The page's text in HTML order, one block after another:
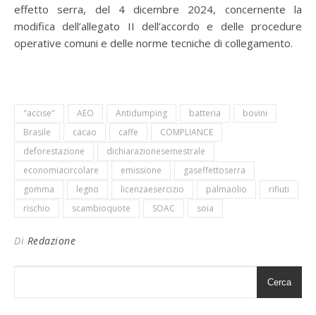
effetto serra, del 4 dicembre 2024, concernente la
modifica dell’allegato II dell’accordo e delle procedure
operative comuni e delle norme tecniche di collegamento.
"accise" AEO Antidumping batteria
bovini
Brasile
cacao caffe
COMPLIANCE
deforestazione
dichiarazionesemestrale
economiacircolare
emissione
gaseffettoserra
gomma
legno licenzaesercizio palmaolio
rifiuti
rischio
scambioquote SOAC soia
Di Redazione
Cerca